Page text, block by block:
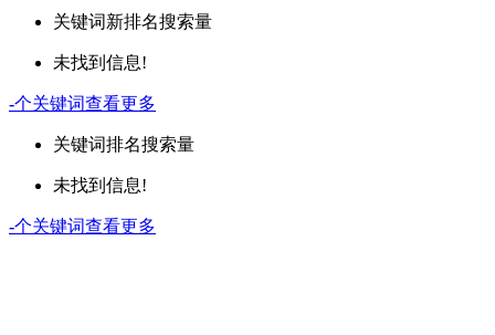
关键词新排名搜索量
未找到信息!
-个关键词查看更多
关键词排名搜索量
未找到信息!
-个关键词查看更多